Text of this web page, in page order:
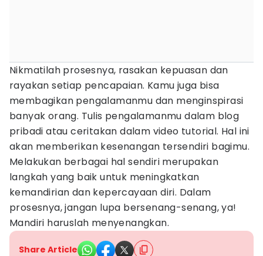
Nikmatilah prosesnya, rasakan kepuasan dan
rayakan setiap pencapaian. Kamu juga bisa
membagikan pengalamanmu dan menginspirasi
banyak orang. Tulis pengalamanmu dalam blog
pribadi atau ceritakan dalam video tutorial. Hal ini
akan memberikan kesenangan tersendiri bagimu.
Melakukan berbagai hal sendiri merupakan
langkah yang baik untuk meningkatkan
kemandirian dan kepercayaan diri. Dalam
prosesnya, jangan lupa bersenang-senang, ya!
Mandiri haruslah menyenangkan.
Share Article